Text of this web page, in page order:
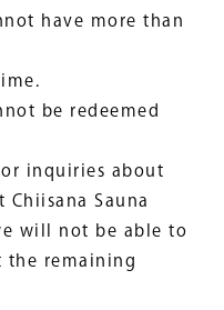
have more than
be redeemed
inquiries about
Sauna
will not be able to
the remaining